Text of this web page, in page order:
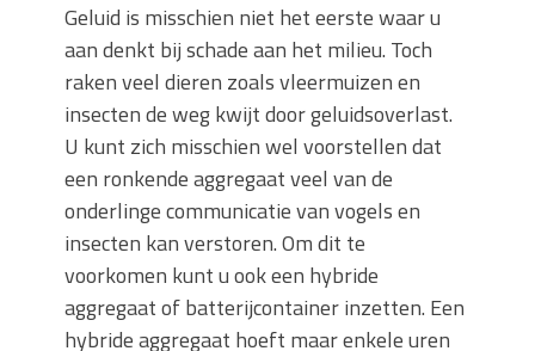
Geluid is misschien niet het eerste waar u
aan denkt bij schade aan het milieu. Toch
raken veel dieren zoals vleermuizen en
insecten de weg kwijt door geluidsoverlast.
U kunt zich misschien wel voorstellen dat
een ronkende aggregaat veel van de
onderlinge communicatie van vogels en
insecten kan verstoren. Om dit te
voorkomen kunt u ook een hybride
aggregaat of batterijcontainer inzetten. Een
hybride aggregaat hoeft maar enkele uren